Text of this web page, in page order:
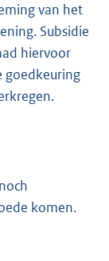
van het
Subsidie
hiervoor
goedkeuring
komen.